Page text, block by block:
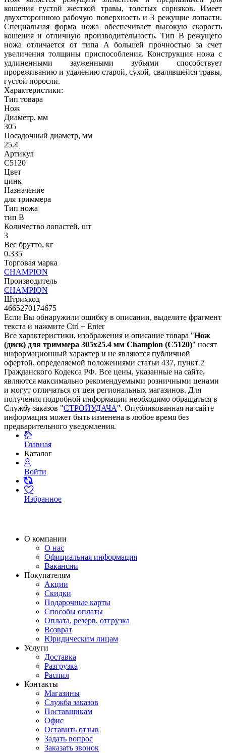
кошения густой жесткой травы, толстых сорняков. Имеет
двухстороннюю рабочую поверхность и 3 режущие лопасти.
Специальная форма ножа обеспечивает высокую скорость
кошения и отличную производительность. Тип В режущего
ножа отличается от типа А большей прочностью за счет
увеличения толщины приспособления. Конструкция ножа с
удлиненными зауженными зубьями способствует
прореживанию и удалению старой, сухой, свалявшейся травы,
густой поросли.
Характеристики:
Тип товара
Нож
Диаметр, мм
305
Посадочный диаметр, мм
25.4
Артикул
C5120
Цвет
цинк
Назначение
для триммера
Тип ножа
тип B
Количество лопастей, шт
3
Вес брутто, кг
0.335
Торговая марка
CHAMPION
Производитель
CHAMPION
Штрихкод
4665270174675
Если Вы обнаружили ошибку в описании, выделите фрагмент
текста и нажмите Ctrl + Enter
Все характеристики, изображения и описание товара "Нож
(диск) для триммера 305х25.4 мм Champion (C5120)" носят
информационный характер и не являются публичной
офертой, определяемой положениями статьи 437, пункт 2
Гражданского Кодекса РФ. Все цены, указанные на сайте,
являются максимально рекомендуемыми розничными ценами
и могут отличаться от цен региональных магазинов. Для
получения подробной информации необходимо обращаться в
Службу заказов "СТРОЙУДАЧА". Опубликованная на сайте
информация может быть изменена в любое время без
предварительного уведомления.
Главная
Каталог
Войти
Избранное
О компании
О нас
Официальная информация
Вакансии
Покупателям
Акции
Скидки
Подарочные карты
Способы оплаты
Оплата, резерв, отгрузка
Возврат
Юридическим лицам
Услуги
Доставка
Разгрузка
Распил
Контакты
Магазины
Служба заказов
Поставщикам
Офис
Оставить отзыв
Задать вопрос
Заказать звонок